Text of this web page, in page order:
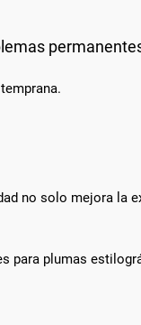
no solo mejora la
para plumas